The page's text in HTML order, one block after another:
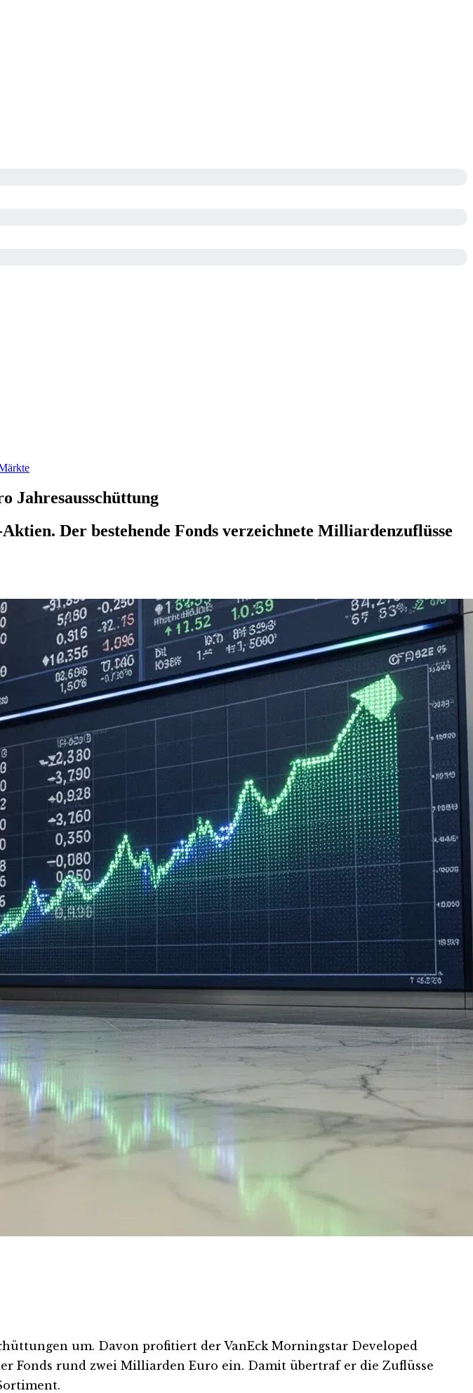
Jahresausschüttung
Der bestehende Fonds verzeichnete Milliardenzuflüsse
um. Davon profitiert der VanEck Morningstar Developed
Fonds rund zwei Milliarden Euro ein. Damit übertraf er die Zuflüsse